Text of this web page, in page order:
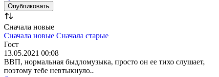
Сначала новые
Сначала новые Сначала старые
Гост
13.05.2021 00:08
ВВП, нормальная быдломузыка, просто он ее тихо слушает,
поэтому тебе невтыкнуло..